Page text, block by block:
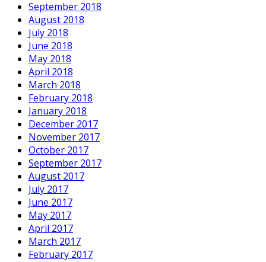
September 2018
August 2018
July 2018
June 2018
May 2018
April 2018
March 2018
February 2018
January 2018
December 2017
November 2017
October 2017
September 2017
August 2017
July 2017
June 2017
May 2017
April 2017
March 2017
February 2017